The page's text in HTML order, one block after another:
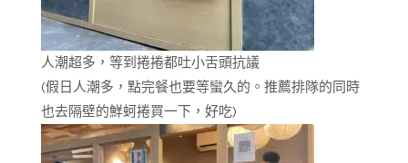
人潮超多，等到捲捲都吐小舌頭抗議
(假日人潮多，點完餐也要等蠻久的。推薦排隊的同時
也去隔壁的鮮蚵捲買一下，好吃)